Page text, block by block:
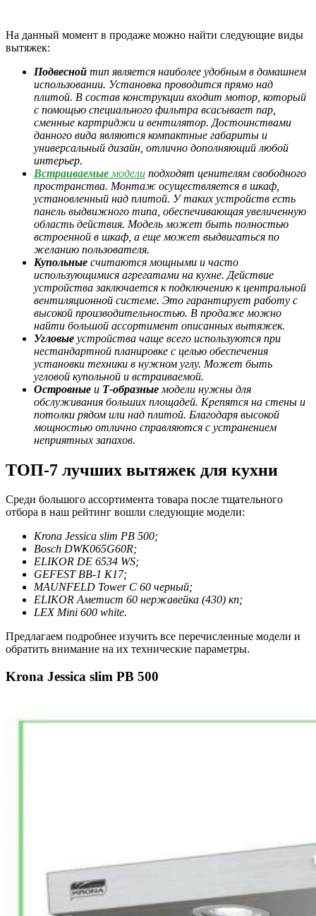
На данный момент в продаже можно найти следующие виды
вытяжек:
Подвесной тип является наиболее удобным в домашнем
использовании. Установка проводится прямо над
плитой. В состав конструкции входит мотор, который
с помощью специального фильтра всасывает пар,
сменные картриджи и вентилятор. Достоинствами
данного вида являются компактные габариты и
универсальный дизайн, отлично дополняющий любой
интерьер.
Встраиваемые модели подходят ценителям свободного
пространства. Монтаж осуществляется в шкаф,
установленный над плитой. У таких устройств есть
панель выдвижного типа, обеспечивающая увеличенную
область действия. Модель может быть полностью
встроенной в шкаф, а еще может выдвигаться по
желанию пользователя.
Купольные считаются мощными и часто
использующимися агрегатами на кухне. Действие
устройства заключается к подключению к центральной
вентиляционной системе. Это гарантирует работу с
высокой производительностью. В продаже можно
найти большой ассортимент описанных вытяжек.
Угловые устройства чаще всего используются при
нестандартной планировке с целью обеспечения
установки техники в нужном углу. Может быть
угловой купольной и встраиваемой.
Островные и Т-образные модели нужны для
обслуживания больших площадей. Крепятся на стены и
потолки рядом или над плитой. Благодаря высокой
мощностью отлично справляются с устранением
неприятных запахов.
ТОП-7 лучших вытяжек для кухни
Среди большого ассортимента товара после тщательного
отбора в наш рейтинг вошли следующие модели:
Krona Jessica slim PB 500;
Bosch DWK065G60R;
ELIKOR DE 6534 WS;
GEFEST ВВ-1 К17;
MAUNFELD Tower C 60 черный;
ELIKOR Аметист 60 нержавейка (430) кп;
LEX Mini 600 white.
Предлагаем подробнее изучить все перечисленные модели и
обратить внимание на их технические параметры.
Krona Jessica slim PB 500